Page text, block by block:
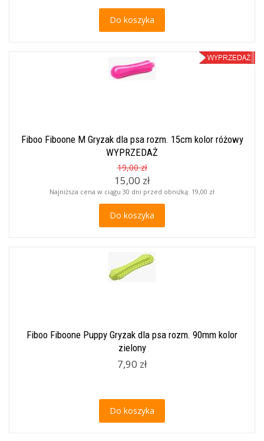
Do koszyka
Fiboo Fiboone M Gryzak dla psa rozm. 15cm kolor różowy
WYPRZEDAŻ
19,00 zł
15,00 zł
Najniższa cena w ciągu 30 dni przed obniżką: 19,00 zł
Do koszyka
Fiboo Fiboone Puppy Gryzak dla psa rozm. 90mm kolor
zielony
7,90 zł
Do koszyka